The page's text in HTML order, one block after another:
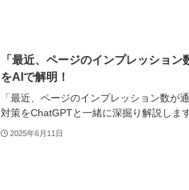
「最近、ページのインプレッション
をAIで解明！
「最近、ページのインプレッション数が
対策をChatGPTと一緒に深掘り解説しま
2025年6月11日